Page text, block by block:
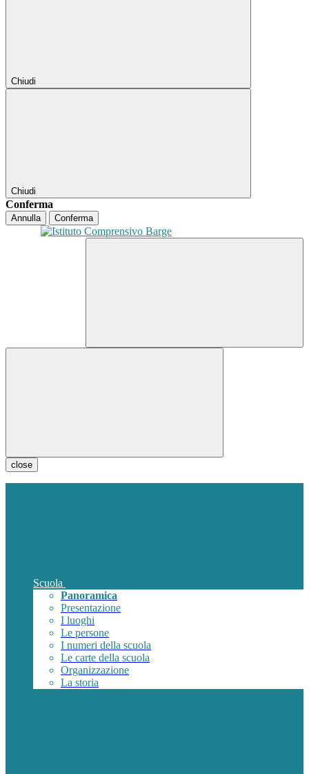
Chiudi
Chiudi
Conferma
Annulla Conferma
close
Scuola
Panoramica
Presentazione
I luoghi
Le persone
I numeri della scuola
Le carte della scuola
Organizzazione
La storia